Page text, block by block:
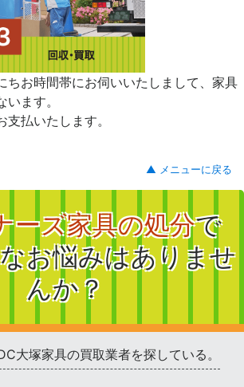
ちお時間帯にお伺いいたしまして、家具
ます。
払いたします。
▲ メニューに戻る
ーズ家具の処分で
お悩みはありませ
んか？
大塚家具の買取業者を探している。